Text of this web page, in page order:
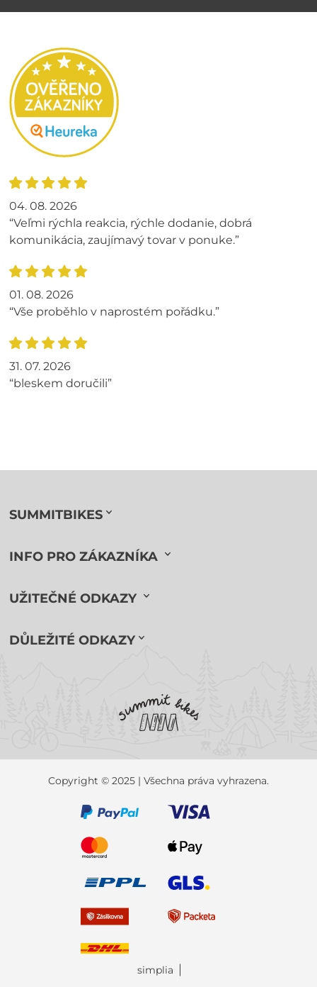
04. 08. 2026
“Veľmi rýchla reakcia, rýchle dodanie, dobrá
komunikácia, zaujímavý tovar v ponuke.”
01. 08. 2026
“Vše proběhlo v naprostém pořádku.”
31. 07. 2026
“bleskem doručili”
SUMMITBIKES
INFO PRO ZÁKAZNÍKA
UŽITEČNÉ ODKAZY
DŮLEŽITÉ ODKAZY
Copyright © 2025 | Všechna práva vyhrazena.
simplia